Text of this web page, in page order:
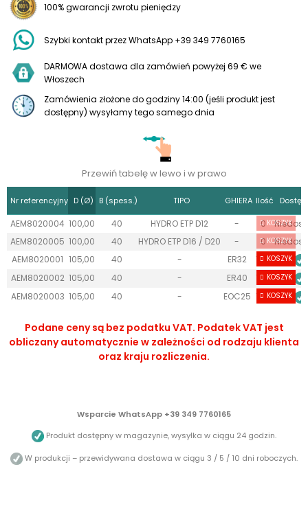
100% gwarancji zwrotu pieniędzy
Szybki kontakt przez WhatsApp +39 349 7760165
DARMOWA dostawa dla zamówień powyżej 69 € we
Włoszech
Zamówienia złożone do godziny 14:00 (jeśli produkt jest
dostępny) wysyłamy tego samego dnia
Przewiń tabelę w lewo i w prawo
Nr referencyjny D (Ø) B (spess.) TIPO GHIERA Ilość
AEM8020004 100,00 40 HYDRO ETP D12 - 0 KOSZYK
AEM8020005 100,00 40 HYDRO ETP D16 / D20 - 0 KOSZYK
AEM8020001 105,00 40 - ER32 10+KOSZYK
AEM8020002 105,00 40 - ER40 10+KOSZYK
AEM8020003 105,00 40 - EOC25 10+KOSZYK
Podane ceny są bez podatku VAT. Podatek VAT jest
obliczany automatycznie w zależności od rodzaju klienta
oraz kraju rozliczenia.
Wsparcie WhatsApp +39 349 7760165
Produkt dostępny w magazynie, wysyłka w ciągu 24 godzin.
W produkcji – przewidywana dostawa w ciągu 3 / 5 / 10 dni roboczych.